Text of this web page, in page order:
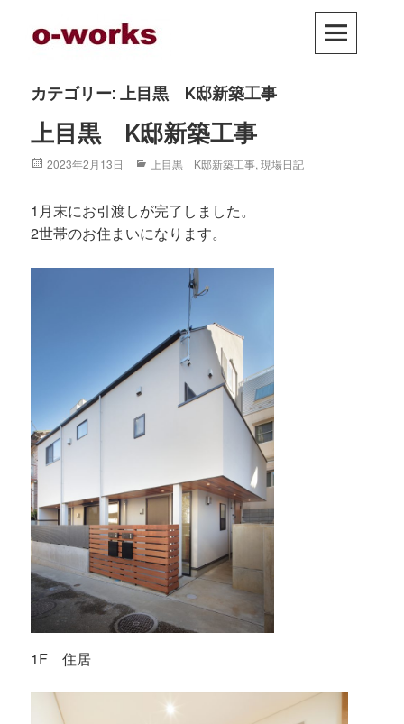
カテゴリー: 上目黒 K邸新築工事
上目黒 K邸新築工事
Posted
2023年2月13日 Categories
上目黒 K邸新築工事,現場日記
1月末にお引渡しが完了しました。
2世帯のお住まいになります。
1F 住居